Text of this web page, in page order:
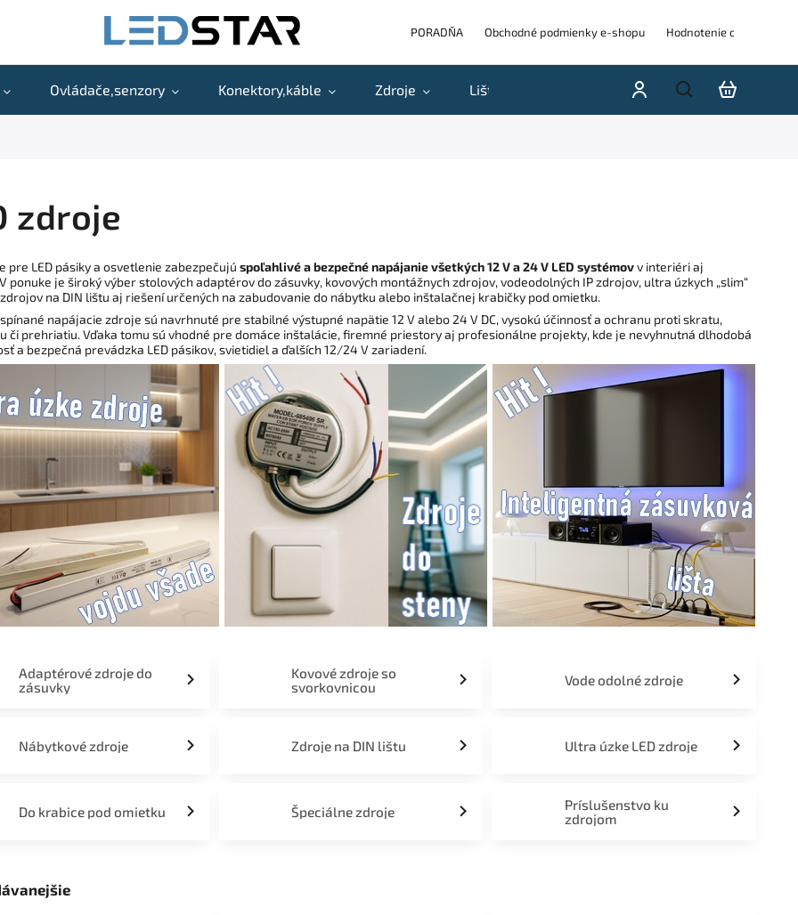
PORADŇA Obchodné podmienky e-shopu Hodnotenie obchodu
Ovládače,senzory Konektory,káble Zdroje Lišty Akcie a výpredaje Blog
zdroje
pre LED pásiky a osvetlenie zabezpečujú spoľahlivé a bezpečné napájanie všetkých 12 V a 24 V LED systémovv interiéri aj
ponuke je široký výber stolových adaptérov do zásuvky, kovových montážnych zdrojov, vodeodolných IP zdrojov, ultra úzkych „slim“
na DIN lištu aj riešení určených na zabudovanie do nábytku alebo inštalačnej krabičky pod omietku.
napájacie zdroje sú navrhnuté pre stabilné výstupné napätie 12 V alebo 24 V DC, vysokú účinnosť a ochranu proti skratu,
či prehriatiu. Vďaka tomu sú vhodné pre domáce inštalácie, firemné priestory aj profesionálne projekty, kde je nevyhnutná dlhodobá
a bezpečná prevádzka LED pásikov, svietidiel a ďalších 12/24 V zariadení.
Adaptérové zdroje do
zásuvky
Kovové zdroje so
svorkovnicou
Vode odolné zdroje
Nábytkové zdroje Zdroje na DIN lištu Ultra úzke LED zdroje
Do krabice pod omietku Špeciálne zdroje
Príslušenstvo ku
zdrojom